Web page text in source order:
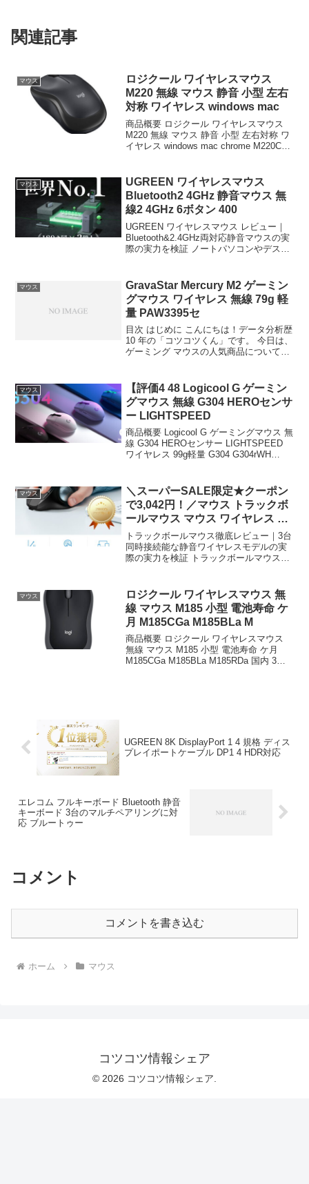
関連記事
マウス
ロジクール ワイヤレスマウス
M220 無線 マウス 静音 小型 左右
対称 ワイヤレス windows mac
商品概要 ロジクール ワイヤレスマウス
M220 無線 マウス 静音 小型 左右対称 ワ
イヤレス windows mac chrome M220CG
ル...
マウス
UGREEN ワイヤレスマウス
Bluetooth2 4GHz 静音マウス 無
線2 4GHz 6ボタン 400
UGREEN ワイヤレスマウス レビュー｜
Bluetooth&2.4GHz両対応静音マウスの実
際の実力を検証 ノートパソコンやデスク
イスである。有线マウスでは配線が邪
魔...
マウス
GravaStar Mercury M2 ゲーミン
グマウス ワイヤレス 無線 79g 軽
量 PAW3395セ
目次 はじめに こんにちは！データ分析歴
10 年の「コツコツくん」です。 今日は、
ゲーミング マウスの人気商品について徹
たくない」という方、必見です！ この記
事で...
マウス
【評価4 48 Logicool G ゲーミン
グマウス 無線 G304 HEROセンサ
ー LIGHTSPEED
商品概要 Logicool G ゲーミングマウス 無
線 G304 HEROセンサー LIGHTSPEED
ワイヤレス 99g軽量 G304 G304rWH
マウス
＼スーパーSALE限定★クーポン
で3,042円！／マウス トラックボ
ールマウス マウス ワイヤレス ト
ラック
トラックボールマウス徹底レビュー｜3台
同時接続能な静音ワイヤレスモデルの実
際の実力を検証 トラックボールマウス
でカーソルを操作できる入力デバイス
だ。狭いデスクスペースで...
マウス
ロジクール ワイヤレスマウス 無
線 マウス M185 小型 電池寿命 ケ
月 M185CGa M185BLa M
商品概要 ロジクール ワイヤレスマウス
無線 マウス M185 小型 電池寿命 ケ月
M185CGa M185BLa M185RDa 国内 3年
UGREEN 8K DisplayPort 1 4 規格 ディス
プレイポートケーブル DP1 4 HDR対応
エレコム フルキーボード Bluetooth 静音
キーボード 3台のマルチペアリングに対
応 ブルートゥー
コメント
コメントを書き込む
ホーム マウス
コツコツ情報シェア
© 2026 コツコツ情報シェア.